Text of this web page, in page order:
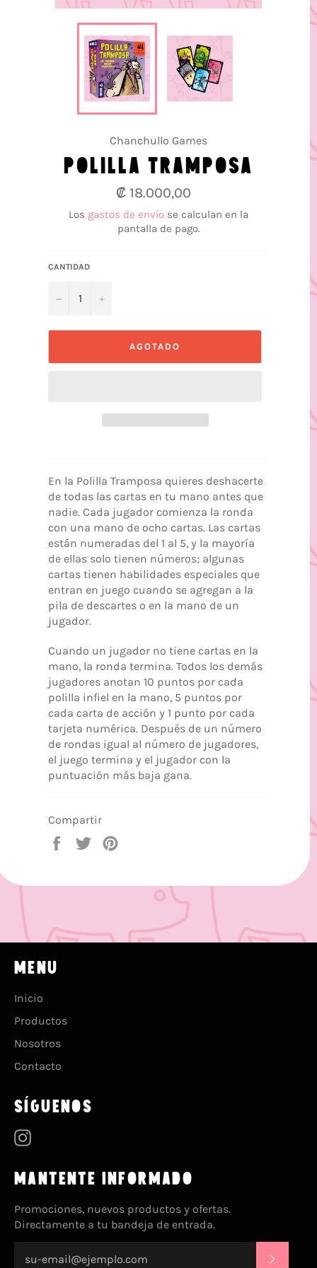
Chanchullo Games
POLILLA TRAMPOSA
Precio
habitual
₡ 18.000,00
Los gastos de envío se calculan en la
pantalla de pago.
CANTIDAD
− +
AGOTADO
En la Polilla Tramposa quieres deshacerte
de todas las cartas en tu mano antes que
nadie. Cada jugador comienza la ronda
con una mano de ocho cartas. Las cartas
están numeradas del 1 al 5, y la mayoría
de ellas solo tienen números; algunas
cartas tienen habilidades especiales que
entran en juego cuando se agregan a la
pila de descartes o en la mano de un
jugador.
Cuando un jugador no tiene cartas en la
mano, la ronda termina. Todos los demás
jugadores anotan 10 puntos por cada
polilla infiel en la mano, 5 puntos por
cada carta de acción y 1 punto por cada
tarjeta numérica. Después de un número
de rondas igual al número de jugadores,
el juego termina y el jugador con la
puntuación más baja gana.
Compartir
Compartir
Tuitear
MENU
Inicio
Productos
Nosotros
Contacto
SÍGUENOS
MANTENTE INFORMADO
Promociones, nuevos productos y ofertas.
Directamente a tu bandeja de entrada.